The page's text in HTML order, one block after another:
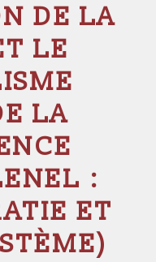
DE LA
LE
LA
:
ET